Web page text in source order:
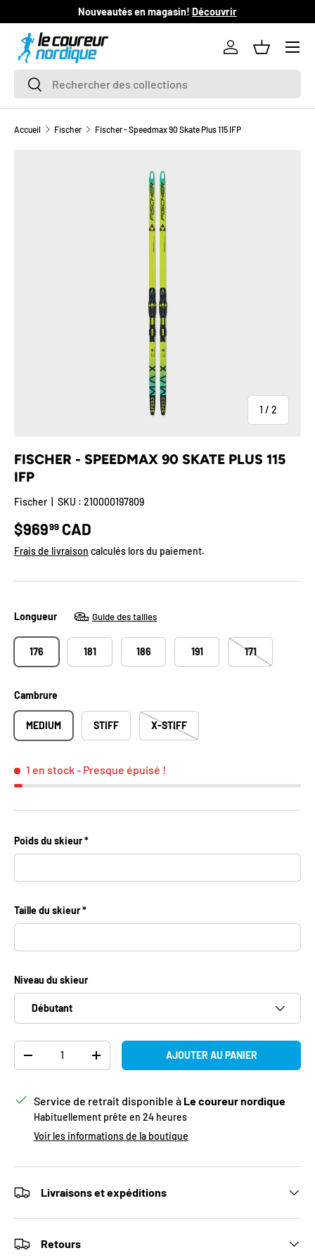
ALLER AU CONTENU
Nouveautés en magasin! Découvrir
Recherche
Rechercher
Se connecter
Panier
Accueil Fischer Fischer - Speedmax 90 Skate Plus 115 IFP
PASSER AUX INFORMATIONS PRODUITS
1 / de
2
FISCHER - SPEEDMAX 90 SKATE PLUS 115
IFP
Fischer SKU : 210000197809
Prix habituel
$96999 CAD
Frais de livraison calculés lors du paiement.
Longueur Guide des tailles
176 181 186 191 171
Cambrure
MEDIUM STIFF X-STIFF
1 en stock- Presque épuisé !
Poids du skieur
Taille du skieur
Niveau du skieur
Débutant
DIMINUER LA QUANTITÉAUGMENTER LA QUANTITÉAJOUTER AU PANIER
Service de retrait disponible à Le coureur nordique
Habituellement prête en 24 heures
Voir les informations de la boutique
Livraisons et expéditions
Retours